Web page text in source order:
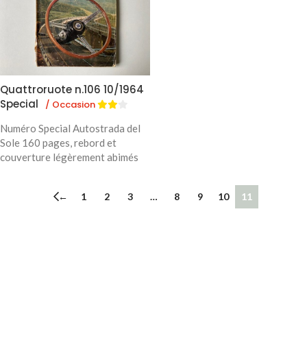
Quattroruote n.106 10/1964
Special
/ Occasion
Numéro Special Autostrada del
Sole 160 pages, rebord et
couverture légèrement abimés
← 1 2 3 … 8 9 10 11